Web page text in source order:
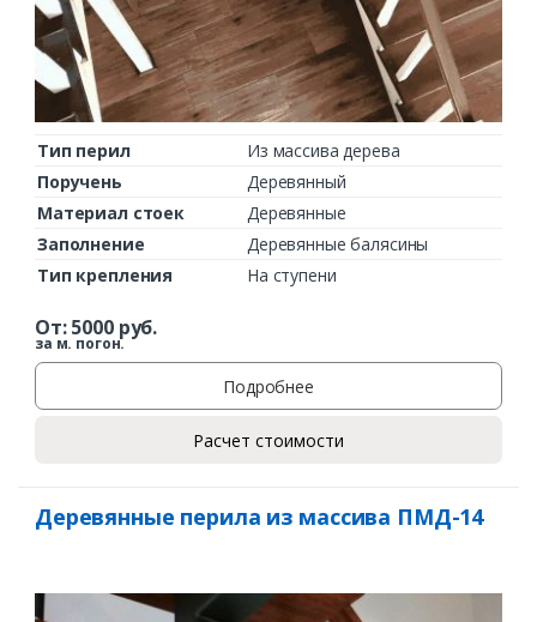
Тип перил
Из массива дерева
Поручень
Деревянный
Материал стоек
Деревянные
Заполнение
Деревянные балясины
Тип крепления
На ступени
От:5000руб.
за м. погон.
Подробнее
Расчет стоимости
Деревянные перила из массива ПМД-14